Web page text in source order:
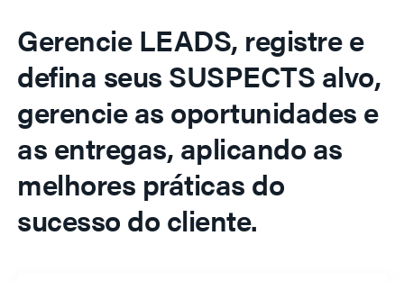
Gerencie LEADS, registre e
defina seus SUSPECTS alvo,
gerencie as oportunidades e
as entregas, aplicando as
melhores práticas do
sucesso do cliente.